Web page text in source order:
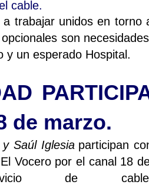
cable.
trabajar unidos en torno
son
y un esperado Hospital.
de marzo.
Saúl Iglesiaparticipan
Vocero por el canal 18
de